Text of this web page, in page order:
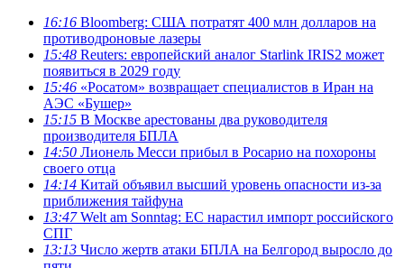
16:16 Bloomberg: США потратят 400 млн долларов на
противодроновые лазеры
15:48 Reuters: европейский аналог Starlink IRIS2 может
появиться в 2029 году
15:46 «Росатом» возвращает специалистов в Иран на
АЭС «Бушер»
15:15 В Москве арестованы два руководителя
производителя БПЛА
14:50 Лионель Месси прибыл в Росарио на похороны
своего отца
14:14 Китай объявил высший уровень опасности из-за
приближения тайфуна
13:47Welt am Sonntag: ЕС нарастил импорт российского
СПГ
13:13 Число жертв атаки БПЛА на Белгород выросло до